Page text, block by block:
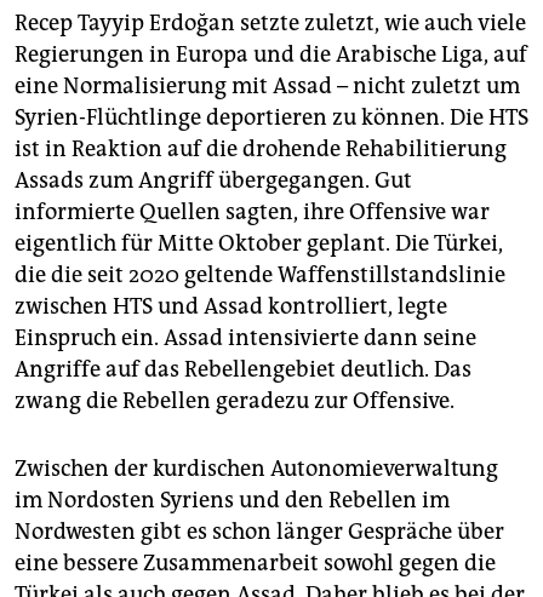
Recep Tayyip Erdoğan setzte zuletzt, wie auch viele
Regierungen in Europa und die Arabische Liga, auf
eine Normalisierung mit Assad – nicht zuletzt um
Syrien-Flüchtlinge deportieren zu können. Die HTS
ist in Reaktion auf die drohende Rehabilitierung
Assads zum Angriff übergegangen. Gut
informierte Quellen sagten, ihre Offensive war
eigentlich für Mitte Oktober geplant. Die Türkei,
die die seit 2020 geltende Waffenstillstandslinie
zwischen HTS und Assad kontrolliert, legte
Einspruch ein. Assad intensivierte dann seine
Angriffe auf das Rebellengebiet deutlich. Das
zwang die Rebellen geradezu zur Offensive.
Zwischen der kurdischen Autonomieverwaltung
im Nordosten Syriens und den Rebellen im
Nordwesten gibt es schon länger Gespräche über
eine bessere Zusammenarbeit sowohl gegen die